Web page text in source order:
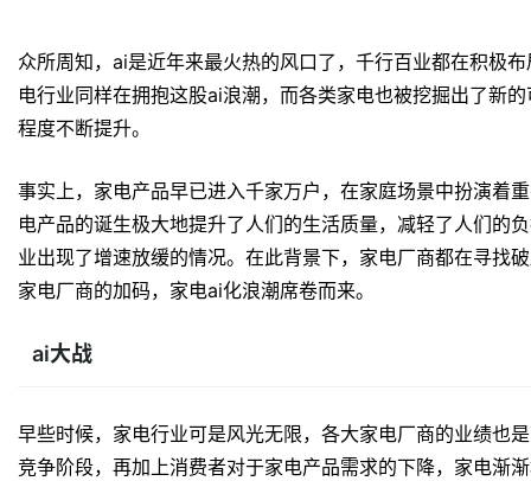
众所周知，ai是近年来最火热的风口了，千行百业都在积极
电行业同样在拥抱这股ai浪潮，而各类家电也被挖掘出了新
程度不断提升。
事实上，家电产品早已进入千家万户，在家庭场景中扮演着
电产品的诞生极大地提升了人们的生活质量，减轻了人们的
业出现了增速放缓的情况。在此背景下，家电厂商都在寻找
家电厂商的加码，家电ai化浪潮席卷而来。
ai大战
早些时候，家电行业可是风光无限，各大家电厂商的业绩也
竞争阶段，再加上消费者对于家电产品需求的下降，家电渐